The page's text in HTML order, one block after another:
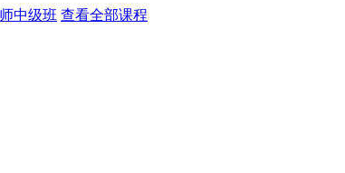
中级班 查看全部课程